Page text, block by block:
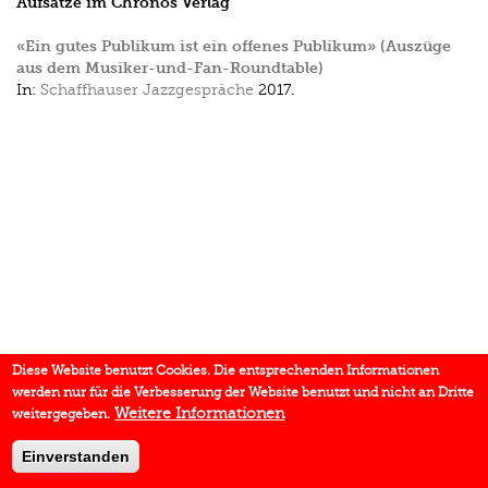
«Ein gutes Publikum ist ein offenes Publikum» (Auszüge
aus dem Musiker-und-Fan-Roundtable)
In: Schaffhauser Jazzgespräche 2017.
Diese Website benutzt Cookies. Die entsprechenden Informationen
werden nur für die Verbesserung der Website benutzt und nicht an Dritte
weitergegeben. Weitere Informationen
Einverstanden